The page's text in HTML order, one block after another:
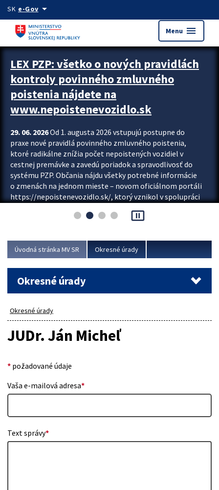
Preskocit na hlavný obsah
SK e-Govarrow_drop_down
Menu menu
Zastavit automatický posun upútavok
LEX PZP: všetko o nových pravidlách
kontroly povinného zmluvného
poistenia nájdete na
www.nepoistenevozidlo.sk
29. 06. 2026Od 1. augusta 2026 vstupujú postupne do
praxe nové pravidlá povinného zmluvného poistenia,
ktoré radikálne znížia počet nepoistených vozidiel v
cestnej premávke a zavedú poriadok a spravodlivosť do
systému PZP. Občania nájdu všetky potrebné informácie
o zmenách na jednom mieste – novom oficiálnom portáli
https://nepoistenevozidlo.sk/, ktorý vznikol v spolupráci
asociácie poisťovní (SLASPO) a Ministerstva vnútra SR.
Viac
pause_presentation
Úvodná stránka MV SR Okresné úrady
Okresné úrady
Okresné úrady
JUDr. Ján Micheľ
* požadované údaje
Vaša e-mailová adresa*
Text správy*